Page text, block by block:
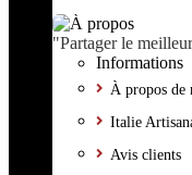
"Partager le
Informations
À propos de
Italie
Avis clients